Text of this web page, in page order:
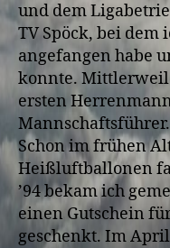
und dem
TV Spöck, bei dem
angefangen habe
konnte.
ersten
Mannschaftsführer.
Schon im frühen
Heißluftballonen
’94 bekam ich
einen Gutschein
geschenkt. Im